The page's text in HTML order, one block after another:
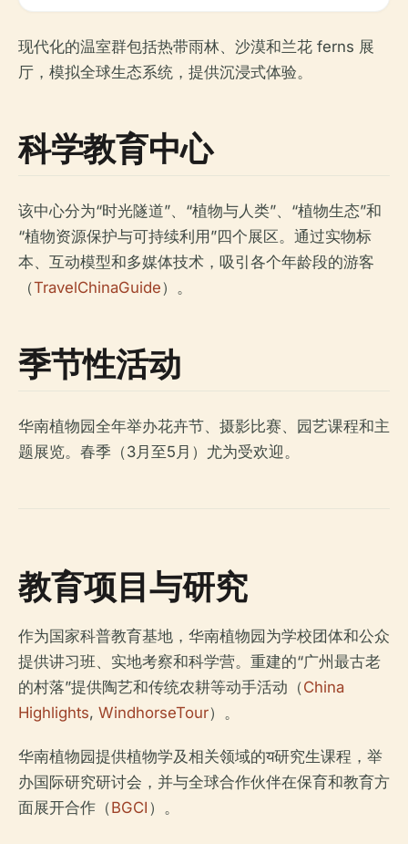
现代化的温室群包括热带雨林、沙漠和兰花 ferns 展
厅，模拟全球生态系统，提供沉浸式体验。
科学教育中心
该中心分为“时光隧道”、“植物与人类”、“植物生态”和
“植物资源保护与可持续利用”四个展区。通过实物标
本、互动模型和多媒体技术，吸引各个年龄段的游客
（TravelChinaGuide）。
季节性活动
华南植物园全年举办花卉节、摄影比赛、园艺课程和主
题展览。春季（3月至5月）尤为受欢迎。
教育项目与研究
作为国家科普教育基地，华南植物园为学校团体和公众
提供讲习班、实地考察和科学营。重建的“广州最古老
的村落”提供陶艺和传统农耕等动手活动（China
Highlights, WindhorseTour）。
华南植物园提供植物学及相关领域的य研究生课程，举
办国际研究研讨会，并与全球合作伙伴在保育和教育方
面展开合作（BGCI ）。